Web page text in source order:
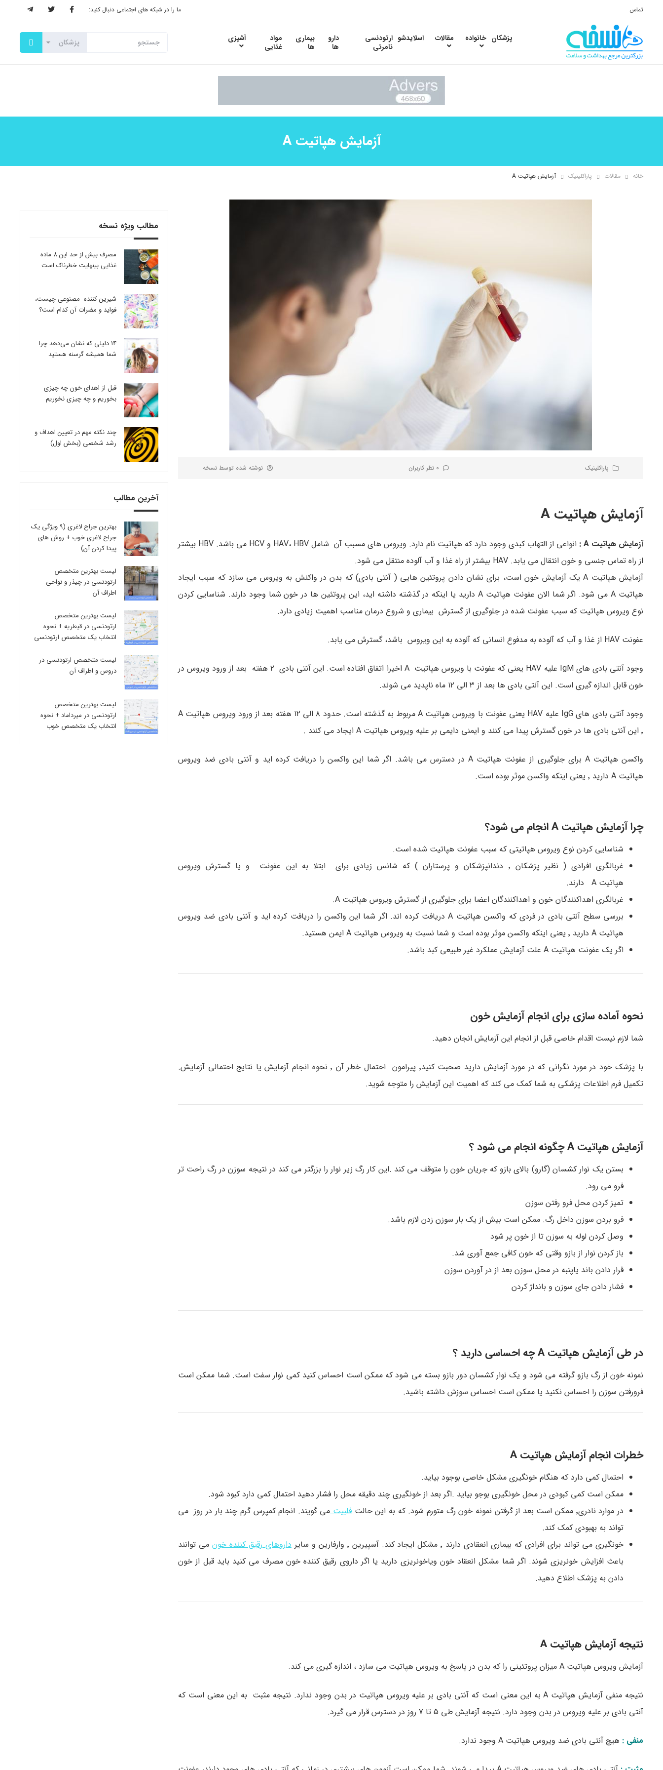
تماس ما را در شبکه های اجتماعی دنبال کنید:
پزشکان خانواده مقالات اسلایدشو ارتودنسی
نامرئی
دارو
ها
بیماری
ها
مواد
غذایی
آشپزی
آزمایش هپاتیت A
خانه مقالات پاراکلینیک آزمایش هپاتیت A
پاراکلینیک 0 نظر کاربران نوشته شده توسط نسخه
آزمایش هپاتیت A
آزمایش هپاتیت A :
انواعی از التهاب کبدی وجود دارد که هپاتیت نام دارد. ویروس های مسبب آن شامل HAV، HBV و HCV می باشد. HBV بیشتر
از راه تماس جنسی و خون انتقال می یابد. HAV بیشتر از راه غذا و آب آلوده منتقل می شود.
آزمایش هپاتیت A یک آزمایش خون است، برای نشان دادن پروتئین هایی ( آنتی بادی) که بدن در واکنش به ویروس می سازد که سبب ایجاد
هپاتیت A می شود. اگر شما الان عفونت هپاتیت A دارید یا اینکه در گذشته داشته اید، این پروتئین ها در خون شما وجود دارند. شناسایی کردن
نوع ویروس هپاتیت که سبب عفونت شده در جلوگیری از گسترش بیماری و شروع درمان مناسب اهمیت زیادی دارد.
عفونت HAV از غذا و آب که آلوده به مدفوع انسانی که آلوده به این ویروس باشد، گسترش می یابد.
وجود آنتی بادی های IgM علیه HAV یعنی که عفونت با ویروس هپاتیت A اخیرا اتفاق افتاده است. این آنتی بادی ۲ هفته بعد از ورود ویروس در
خون قابل اندازه گیری است. این آنتی بادی ها بعد از ۳ الی ۱۲ ماه ناپدید می شوند.
وجود آنتی بادی های IgG علیه HAV یعنی عفونت با ویروس هپاتیت A مربوط به گذشته است. حدود ۸ الی ۱۲ هفته بعد از ورود ویروس هپاتیت A
٬ این آنتی بادی ها در خون گسترش پیدا می کنند و ایمنی دایمی بر علیه ویروس هپاتیت A ایجاد می کنند .
واکسن هپاتیت A برای جلوگیری از عفونت هپاتیت A در دسترس می باشد. اگر شما این واکسن را دریافت کرده اید و آنتی بادی ضد ویروس
هپاتیت A دارید ٬ یعنی اینکه واکسن موثر بوده است.
چرا آزمایش هپاتیت A انجام می شود؟
شناسایی کردن نوع ویروس هپاتیتی که سبب عفونت هپاتیت شده است.
غربالگری افرادی ( نظیر پزشکان ٬ دندانپزشکان و پرستاران ) که شانس زیادی برای ابتلا به این عفونت و یا گسترش ویروس
هپاتیت A دارند.
غربالگری اهداکنندگان خون و اهداکنندگان اعضا برای جلوگیری از گسترش ویروس هپاتیت A.
بررسی سطح آنتی بادی در فردی که واکسن هپاتیت A دریافت کرده اند. اگر شما این واکسن را دریافت کرده اید و آنتی بادی ضد ویروس
هپاتیت A دارید ٬ یعنی اینکه واکسن موثر بوده است و شما نسبت به ویروس هپاتیت A ایمن هستید.
اگر یک عفونت هپاتیت A علت آزمایش عملکرد غیر طبیعی کبد باشد.
نحوه آماده سازی برای انجام آزمایش خون
شما لازم نیست اقدام خاصی قبل از انجام این آزمایش انجان دهید.
با پزشک خود در مورد نگرانی که در مورد آزمایش دارید صحبت کنید٬ پیرامون احتمال خطر آن ٬ نحوه انجام آزمایش یا نتایج احتمالی آزمایش.
تکمیل فرم اطلاعات پزشکی به شما کمک می کند که اهمیت این آزمایش را متوجه شوید.
آزمایش هپاتیت A چگونه انجام می شود ؟
بستن یک نوار کشسان (گارو) بالای بازو که جریان خون را متوقف می کند .این کار رگ زیر نوار را بزرگتر می کند در نتیجه سوزن در رگ راحت تر
فرو می رود.
تمیز کردن محل فرو رفتن سوزن
فرو بردن سوزن داخل رگ. ممکن است بیش از یک بار سوزن زدن لازم باشد.
وصل کردن لوله به سوزن تا از خون پر شود
باز کردن نوار از بازو وقتی که خون کافی جمع آوری شد.
قرار دادن باند یاپنبه در محل سوزن بعد از در آوردن سوزن
فشار دادن جای سوزن و بانداژ کردن
در طی آزمایش هپاتیت A چه احساسی دارید ؟
نمونه خون از رگ بازو گرفته می شود و یک نوار کشسان دور بازو بسته می شود که ممکن است احساس کنید کمی نوار سفت است. شما ممکن است
فرورفتن سوزن را احساس نکنید یا ممکن است احساس سوزش داشته باشید.
خطرات انجام آزمایش هپاتیت A
احتمال کمی دارد که هنگام خونگیری مشکل خاصی بوجود بیاید.
ممکن است کمی کبودی در محل خونگیری بوجو بیاید .اگر بعد از خونگیری چند دقیقه محل را فشار دهید احتمال کمی دارد کبود شود.
در موارد نادری٬ ممکن است بعد از گرفتن نمونه خون رگ متورم شود. که به این حالت
فلبیتمی گویند. انجام کمپرس گرم چند بار در روز می
تواند به بهبودی کمک کند.
خونگیری می تواند برای افرادی که بیماری انعقادی دارند ٬ مشکل ایجاد کند. آسپیرین ٬ وارفارین و سایر
داروهای رقیق کننده خون می توانند
باعث افزایش خونریزی شوند. اگر شما مشکل انعقاد خون ویاخونریزی دارید یا اگر داروی رقیق کننده خون مصرف می کنید باید قبل از خون
دادن به پزشک اطلاع دهید.
نتیجه آزمایش هپاتیت A
آزمایش ویروس هپاتیت A میزان پروتئینی را که بدن در پاسخ به ویروس هپاتیت می سازد ، اندازه گیری می کند.
نتیجه منفی آزمایش هپاتیت A به این معنی است که آنتی بادی بر علیه ویروس هپاتیت در بدن وجود ندارد. نتیجه مثبت به این معنی است که
آنتی بادی بر علیه ویروس در بدن وجود دارد. نتیجه آزمایش طی 5 تا 7 روز در دسترس قرار می گیرد.
منفی : هیچ آنتی بادی ضد ویروس هپاتیت A وجود ندارد.
مطالب ویژه نسخه
مصرف بیش از حد این 8 ماده
غذایی بینهایت خطرناک است
شیرین کننده مصنوعی چیست،
فواید و مضرات آن کدام است؟
14 دلیلی که نشان می‌دهد چرا
شما همیشه گرسنه هستید
قبل از اهدای خون چه چیزی
بخوریم و چه چیزی نخوریم
چند نکته مهم در تعیین اهداف و
رشد شخصی (بخش اول)
آخرین مطالب
بهترین جراح لاغری (9 ویژگی یک
جراح لاغری خوب + روش های
پیدا کردن آن)
لیست بهترین متخصص
ارتودنسی در چیذر و نواحی
اطراف آن
لیست بهترین متخصص
ارتودنسی در قیطریه + نحوه
انتخاب یک متخصص ارتودنسی
لیست متخصص ارتودنسی در
دروس و اطراف آن
لیست بهترین متخصص
ارتودنسی در میرداماد + نحوه
انتخاب یک متخصص خوب